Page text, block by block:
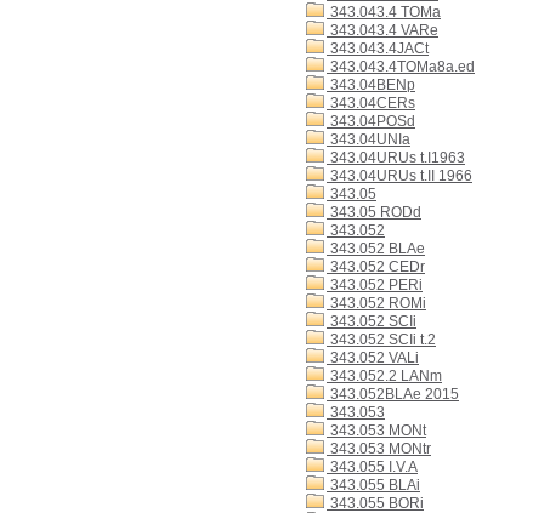
343.043.4 TOMa
343.043.4 VARe
343.043.4JACt
343.043.4TOMa8a.ed
343.04BENp
343.04CERs
343.04POSd
343.04UNIa
343.04URUs t.I1963
343.04URUs t.II 1966
343.05
343.05 RODd
343.052
343.052 BLAe
343.052 CEDr
343.052 PERi
343.052 ROMi
343.052 SCIi
343.052 SCIi t.2
343.052 VALi
343.052.2 LANm
343.052BLAe 2015
343.053
343.053 MONt
343.053 MONtr
343.055 I.V.A
343.055 BLAi
343.055 BORi